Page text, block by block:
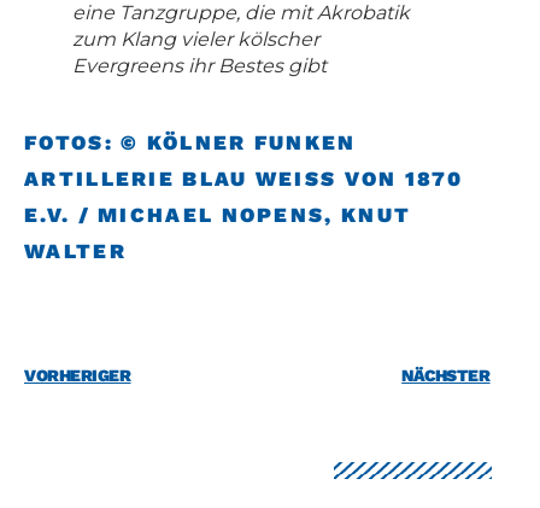
eine Tanzgruppe, die mit Akrobatik
zum Klang vieler kölscher
Evergreens ihr Bestes gibt
FOTOS: © KÖLNER FUNKEN
ARTILLERIE BLAU WEISS VON 1870 E
.V. / MICHAEL NOPENS, KNUT W
ALTER
VORHERIGER NÄCHSTER